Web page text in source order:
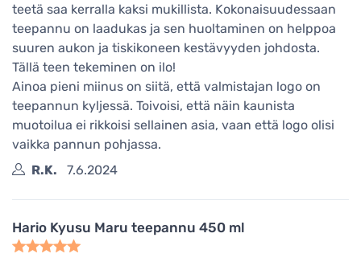
teetä saa kerralla kaksi mukillista. Kokonaisuudessaan
teepannu on laadukas ja sen huoltaminen on helppoa
suuren aukon ja tiskikoneen kestävyyden johdosta.
Tällä teen tekeminen on ilo!
Ainoa pieni miinus on siitä, että valmistajan logo on
teepannun kyljessä. Toivoisi, että näin kaunista
muotoilua ei rikkoisi sellainen asia, vaan että logo olisi
vaikka pannun pohjassa.
R.K.
7.6.2024
Hario Kyusu Maru teepannu 450 ml